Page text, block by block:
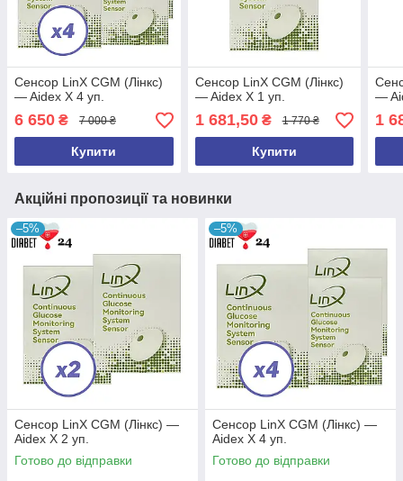
Сенсор LinX CGM (Лінкс)
— Aidex X 4 уп.
6 650 ₴ 7 000 ₴
Купити
Сенсор LinX CGM (Лінкс)
— Aidex X 1 уп.
1 681,50₴ 1 770 ₴
Купити
—
1
Акційні пропозиції та новинки
–5%
Сенсор LinX CGM (Лінкс) —
Aidex X 2 уп.
Готово до відправки
–5%
Сенсор LinX CGM (Лінкс) —
Aidex X 4 уп.
Готово до відправки